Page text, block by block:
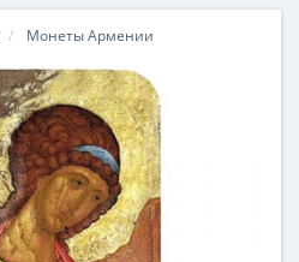
Монеты Армении